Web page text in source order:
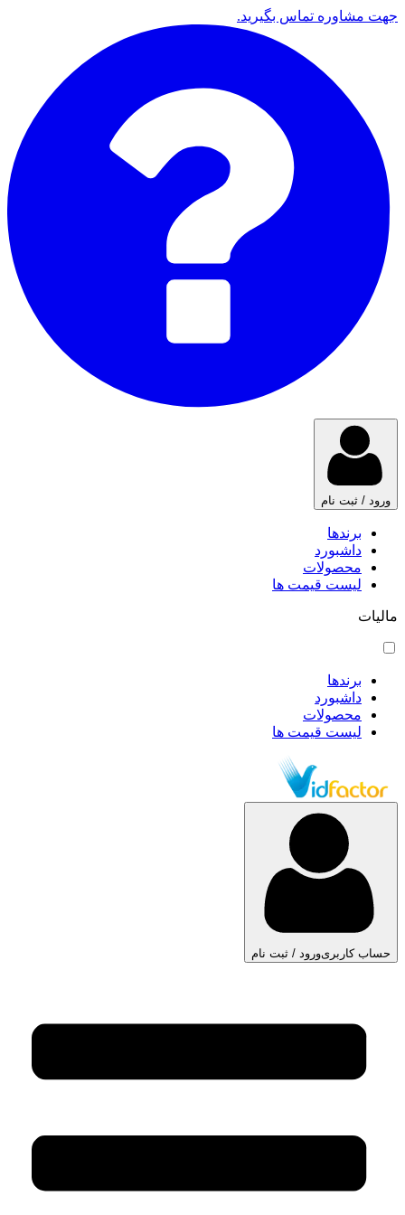
جهت مشاوره تماس بگیرید.
ورود / ثبت نام
برندها
داشبورد
محصولات
لیست قیمت ها
مالیات
برندها
داشبورد
محصولات
لیست قیمت ها
حساب کاربریورود / ثبت نام